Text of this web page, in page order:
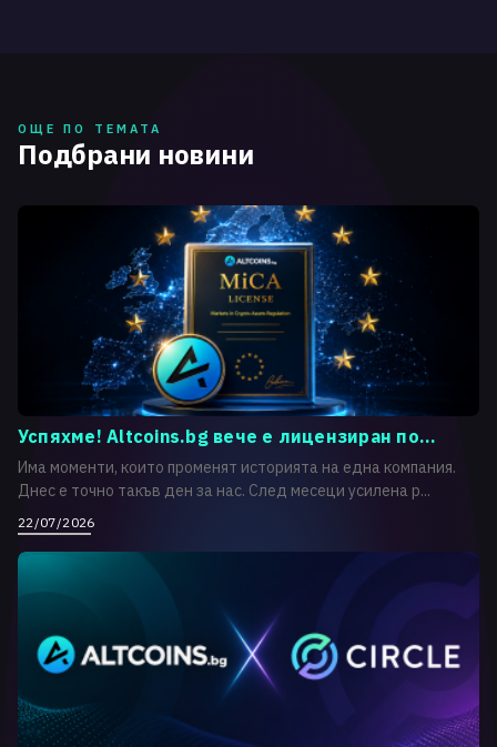
ОЩЕ ПО ТЕМАТА
Подбрани новини
Успяхме! Altcoins.bg вече е лицензиран по...
Има моменти, които променят историята на една компания.
Днес е точно такъв ден за нас. След месеци усилена р...
22/07/2026